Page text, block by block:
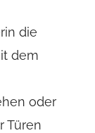
die
dem
oder
Türen